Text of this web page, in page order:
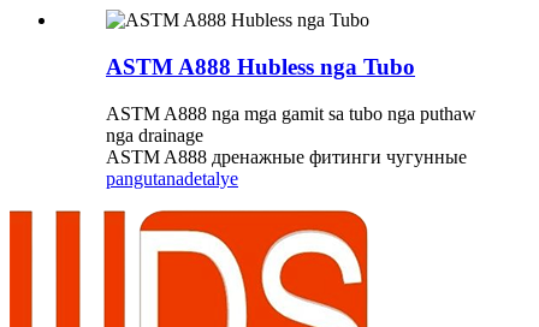
ASTM A888 Hubless nga Tubo
ASTM A888 nga mga gamit sa tubo nga puthaw
nga drainage
ASTM A888 дренажные фитинги чугунные
pangutanadetalye